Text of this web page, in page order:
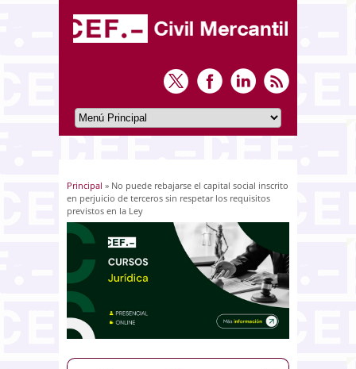
Usted está aquí
Principal » No puede rebajarse el capital social inscrito
en perjuicio de terceros sin respetar los requisitos
previstos en la Ley